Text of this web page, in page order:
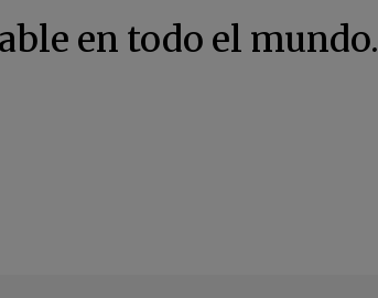
en todo el mundo.